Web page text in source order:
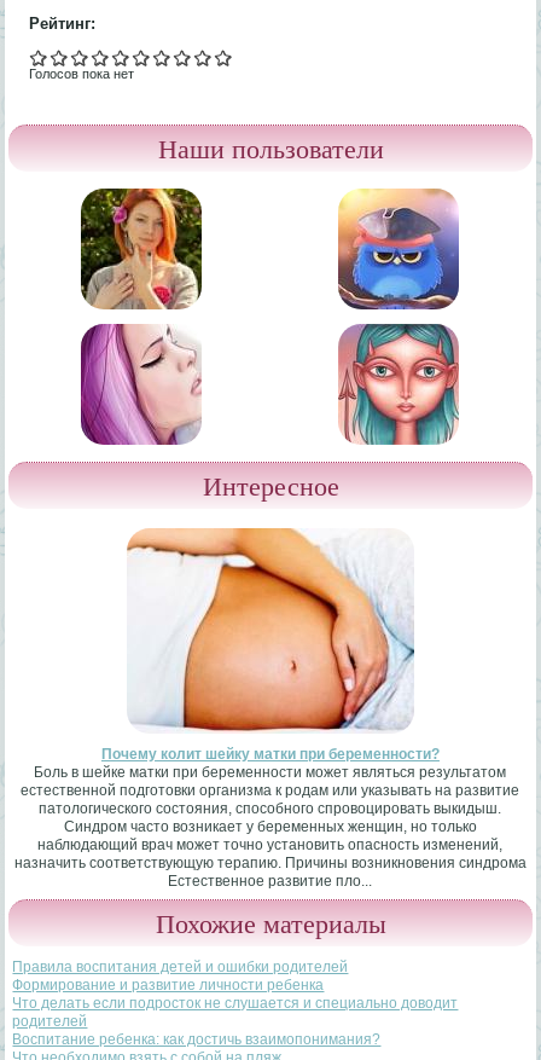
Рейтинг:
Голосов пока нет
Наши пользователи
Интересное
Почему колит шейку матки при беременности?
Боль в шейке матки при беременности может являться результатом
естественной подготовки организма к родам или указывать на развитие
патологического состояния, способного спровоцировать выкидыш.
Синдром часто возникает у беременных женщин, но только
наблюдающий врач может точно установить опасность изменений,
назначить соответствующую терапию. Причины возникновения синдрома
Естественное развитие пло...
Похожие материалы
Правила воспитания детей и ошибки родителей
Формирование и развитие личности ребенка
Что делать если подросток не слушается и специально доводит
родителей
Воспитание ребенка: как достичь взаимопонимания?